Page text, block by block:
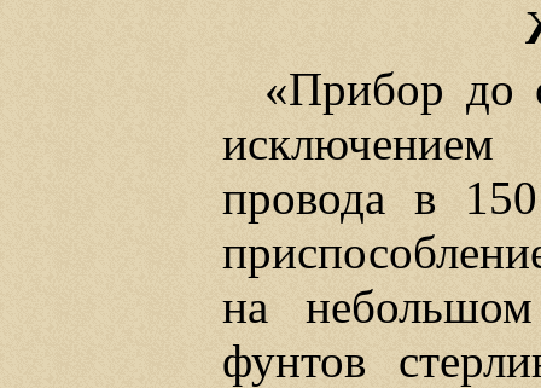
«Прибор до
провода в
на
фунтов